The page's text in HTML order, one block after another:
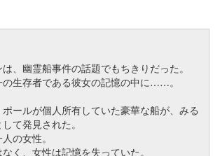
、幽霊船事件の話題でもちきりだった。
生存者である彼女の記憶の中に……。
ールが個人所有していた豪華な船が、みる
て発見された。
の女性。
く、女性は記憶を失っていた。